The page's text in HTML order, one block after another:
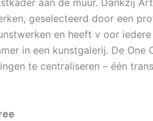
aan de muur. Dankzij
geselecteerd door een
en heeft v oor
in een kunstgalerij. De
te centraliseren – één